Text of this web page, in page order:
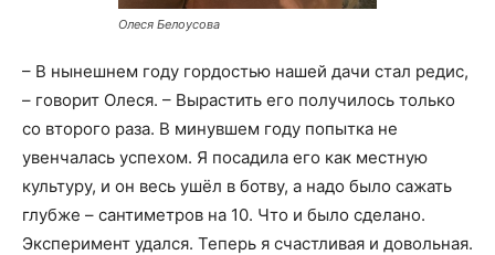
Олеся Белоусова
– В нынешнем году гордостью нашей дачи стал редис,
– говорит Олеся. – Вырастить его получилось только
со второго раза. В минувшем году попытка не
увенчалась успехом. Я посадила его как местную
культуру, и он весь ушёл в ботву, а надо было сажать
глубже – сантиметров на 10. Что и было сделано.
Эксперимент удался. Теперь я счастливая и довольная.